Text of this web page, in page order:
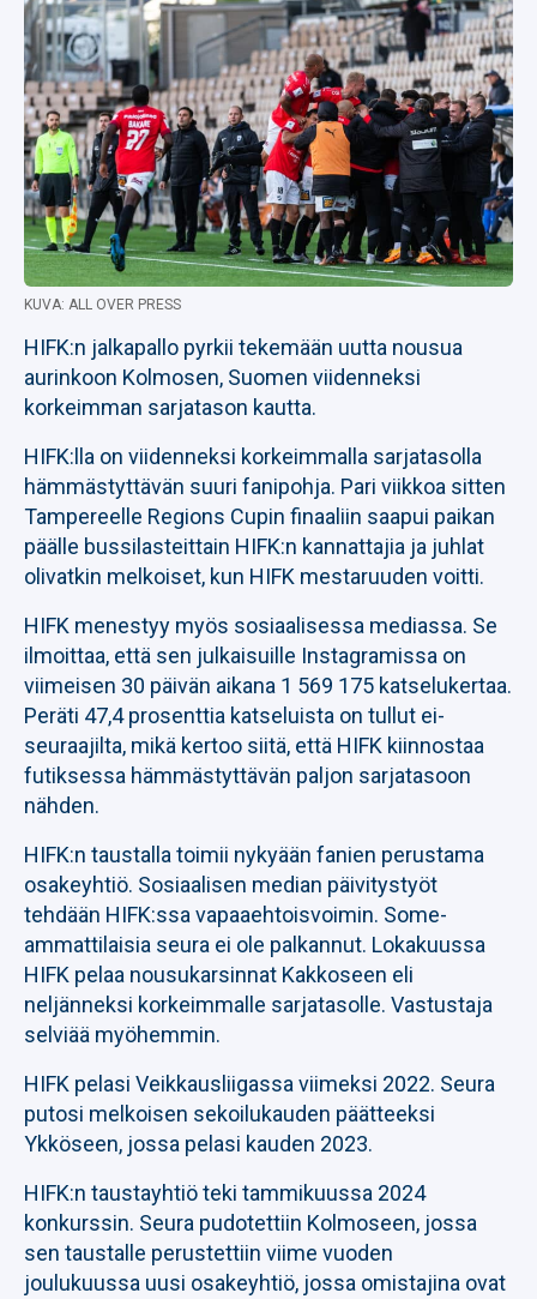
KUVA: ALL OVER PRESS
HIFK:n jalkapallo pyrkii tekemään uutta nousua
aurinkoon Kolmosen, Suomen viidenneksi
korkeimman sarjatason kautta.
HIFK:lla on viidenneksi korkeimmalla sarjatasolla
hämmästyttävän suuri fanipohja. Pari viikkoa sitten
Tampereelle Regions Cupin finaaliin saapui paikan
päälle bussilasteittain HIFK:n kannattajia ja juhlat
olivatkin melkoiset, kun HIFK mestaruuden voitti.
HIFK menestyy myös sosiaalisessa mediassa. Se
ilmoittaa, että sen julkaisuille Instagramissa on
viimeisen 30 päivän aikana 1 569 175 katselukertaa.
Peräti 47,4 prosenttia katseluista on tullut ei-
seuraajilta, mikä kertoo siitä, että HIFK kiinnostaa
futiksessa hämmästyttävän paljon sarjatasoon
nähden.
HIFK:n taustalla toimii nykyään fanien perustama
osakeyhtiö. Sosiaalisen median päivitystyöt
tehdään HIFK:ssa vapaaehtoisvoimin. Some-
ammattilaisia seura ei ole palkannut. Lokakuussa
HIFK pelaa nousukarsinnat Kakkoseen eli
neljänneksi korkeimmalle sarjatasolle. Vastustaja
selviää myöhemmin.
HIFK pelasi Veikkausliigassa viimeksi 2022. Seura
putosi melkoisen sekoilukauden päätteeksi
Ykköseen, jossa pelasi kauden 2023.
HIFK:n taustayhtiö teki tammikuussa 2024
konkurssin. Seura pudotettiin Kolmoseen, jossa
sen taustalle perustettiin viime vuoden
joulukuussa uusi osakeyhtiö, jossa omistajina ovat